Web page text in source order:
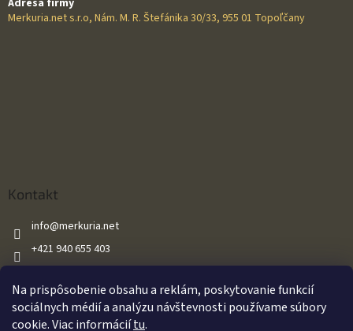
Na prispôsobenie obsahu a reklám, poskytovanie funkcií
sociálnych médií a analýzu návštevnosti používame súbory
cookie. Viac informáciítu.
Merkuria.net s.r.o, Nám. M. R. Štefánika 30/33, 955 01 Topoľčany
Kontakt
info@merkuria.net
+421 940 655 403
Merkuria.net